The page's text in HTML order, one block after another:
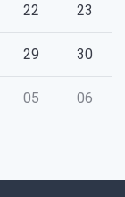
22 23
29 30
05 06